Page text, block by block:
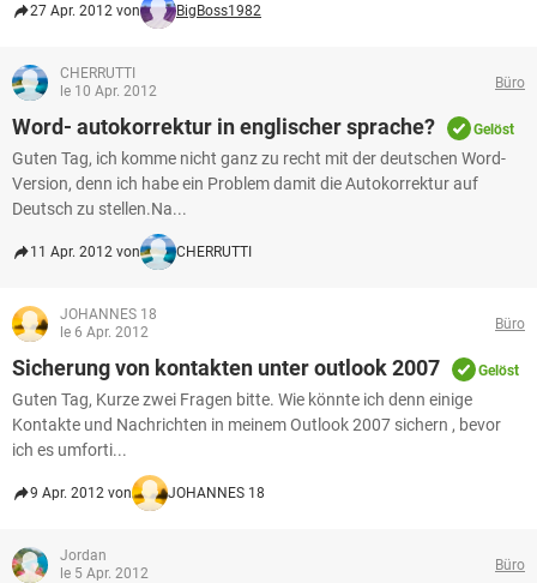
27 Apr. 2012 von BigBoss1982
CHERRUTTI
le 10 Apr. 2012
Büro
Word- autokorrektur in englischer sprache? Gelöst
Guten Tag, ich komme nicht ganz zu recht mit der deutschen Word-
Version, denn ich habe ein Problem damit die Autokorrektur auf
Deutsch zu stellen.Na...
11 Apr. 2012 von CHERRUTTI
JOHANNES 18
le 6 Apr. 2012
Büro
Sicherung von kontakten unter outlook 2007 Gelöst
Guten Tag, Kurze zwei Fragen bitte. Wie könnte ich denn einige
Kontakte und Nachrichten in meinem Outlook 2007 sichern , bevor
ich es umforti...
9 Apr. 2012 von JOHANNES 18
Jordan
le 5 Apr. 2012
Büro